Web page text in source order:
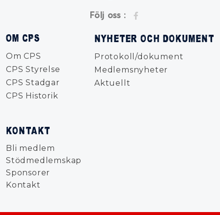
Följ oss :
OM CPS
Om CPS
CPS Styrelse
CPS Stadgar
CPS Historik
NYHETER OCH DOKUMENT
Protokoll/dokument
Medlemsnyheter
Aktuellt
KONTAKT
Bli medlem
Stödmedlemskap
Sponsorer
Kontakt